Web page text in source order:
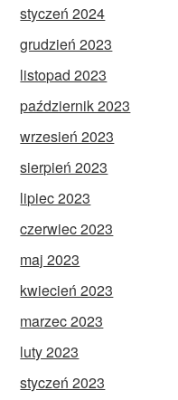
styczeń 2024
grudzień 2023
listopad 2023
październik 2023
wrzesień 2023
sierpień 2023
lipiec 2023
czerwiec 2023
maj 2023
kwiecień 2023
marzec 2023
luty 2023
styczeń 2023